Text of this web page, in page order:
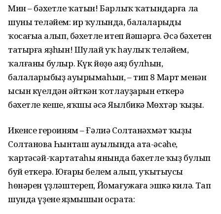
Мин – бәхетле ҡатын! Барлыҡ ҡатындарға ла
шуны теләйем: ир ҡулында, балаларыңды
ҡосағыңа алып, бәхетле итеп йәшәргә. Әсә бәхетен
татырға яҙһын! Шулай уҡ һаулыҡ теләйем,
ҡалғаны булыр. Күк йөҙө аяҙ булһын,
балаларыбыҙ ауырымаһын, – тип 8 Март менән
ысын күңелдән әйткән ҡотлауҙарын еткерә
бәхетле кеше, яҡшы әсә Яңылбикә Мөхтәр ҡыҙы.
Икенсе героиням – Ғәлиә Солтанәхмәт ҡыҙы
Солтанова Һынташ ауылында ата-әсәһе,
ҡартәсәй-ҡартатаһы янында бәхетле ҡыҙ булып
буй еткерә. Юғары белем алып, уҡытыусы
һөнәрен үҙләштереп, Йомағужаға эшкә килә. Тап
шунда үҙенең яҙмышын осрата: